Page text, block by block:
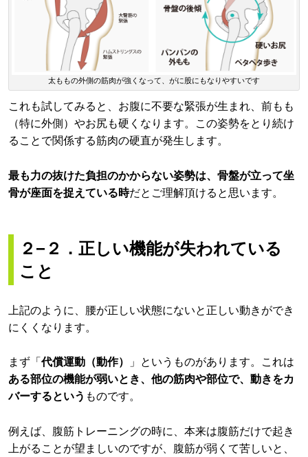
太ももの外側の筋肉が強くなって、がに股にもなりやすいです
これも試してみると、お腹に不要な緊張が生まれ、前もも
（特に外側）やお尻も硬くなります。この姿勢をとり続け
ることで関係する筋肉の硬直が発生します。
最も力の抜けた負担のかからない姿勢は、骨盤が立って坐
骨が座面を捉えている時だとご理解頂けると思います。
２−２．正しい機能が失われている
こと
上記のように、腰が正しい状態にないと正しい動きができ
にくくなります。
まず「代償運動（動作）
」というものがあります。これは
ある部位の機能が弱いとき、他の筋肉や部位で、動きをカ
バーするという ものです。
例えば、腹筋トレーニングの時に、本来は腹筋だけで起き
上がることが望ましいのですが、腹筋が弱くて苦しいと、